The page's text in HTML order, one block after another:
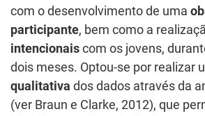
com o desenvolvimento de uma
participante, bem como a
intencionais com os jovens,
dois meses. Optou-se por realizar
qualitativa dos dados através da
(ver Braun e Clarke, 2012), que